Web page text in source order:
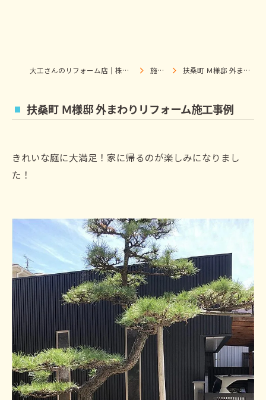
大工さんのリフォーム店｜株式会社ウィズホーム｜扶桑・犬山 施工事例 扶桑町 Ｍ様邸 外まわりリフォーム施工事例
扶桑町 Ｍ様邸 外まわりリフォーム施工事例
きれいな庭に大満足！家に帰るのが楽しみになりまし
た！